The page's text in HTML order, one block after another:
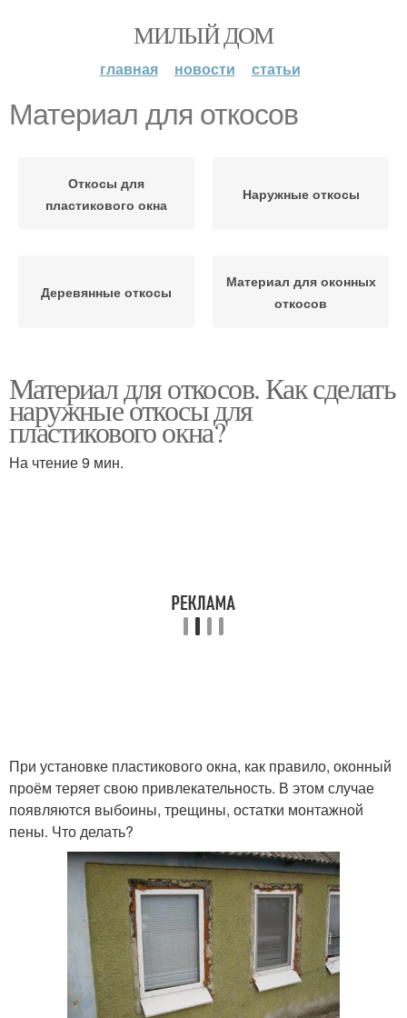
МИЛЫЙ ДОМ
главная новости статьи
Материал для откосов
Откосы для
пластикового окна
Наружные откосы
Деревянные откосы
Материал для оконных
откосов
Материал для откосов. Как сделать
наружные откосы для
пластикового окна?
На чтение 9 мин.
При установке пластикового окна, как правило, оконный
проём теряет свою привлекательность. В этом случае
появляются выбоины, трещины, остатки монтажной
пены. Что делать?